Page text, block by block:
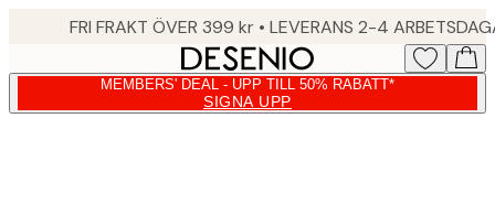
FRI FRAKT ÖVER 399 kr • LEVERANS 2-4
MEMBERS' DEAL - UPP TILL 50% RABATT*
SIGNA UPP